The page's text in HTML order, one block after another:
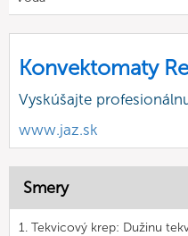
Konvektomaty
Vyskúšajte
www.jaz.sk
Smery
1. Tekvicový krep: Dužinu